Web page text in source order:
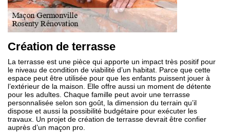
Création de terrasse
La terrasse est une pièce qui apporte un impact très positif pour
le niveau de condition de viabilité d’un habitat. Parce que cette
espace peut être utilisée pour que les enfants puissent jouer à
l’extérieur de la maison. Elle offre aussi un moment de détente
pour les adultes. Chaque famille peut avoir une terrasse
personnalisée selon son goût, la dimension du terrain qu’il
dispose et aussi la possibilité budgétaire pour exécuter les
travaux. Un projet de création de terrasse devrait être confier
auprès d’un maçon pro.